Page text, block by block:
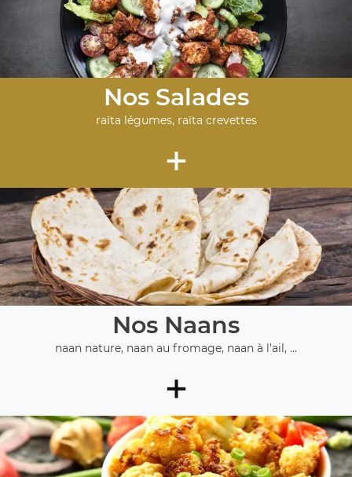
Nos Salades
raïta légumes, raïta crevettes
+
Nos Naans
naan nature, naan au fromage, naan à l'ail, ...
+